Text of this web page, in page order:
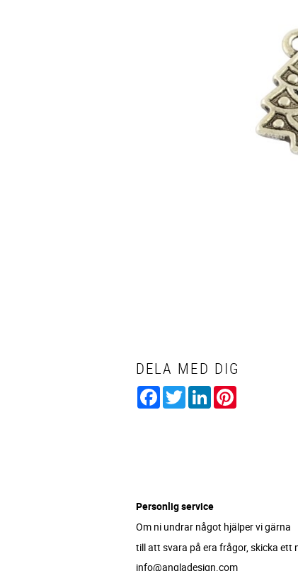
DELA MED DIG
Facebook
TwitterLinkedIn
Personlig service
Om ni undrar något hjälper vi gärna
till att svara på era frågor, skicka ett
info@angladesign.com